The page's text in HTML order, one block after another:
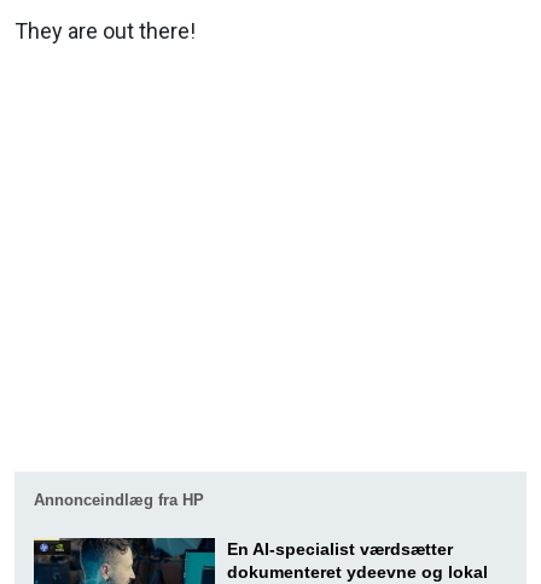
They are out there!
Annonceindlæg fra HP
En AI-specialist værdsætter
dokumenteret ydeevne og lokal